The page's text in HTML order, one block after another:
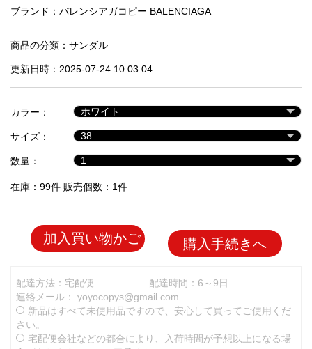
気
商
セ
ル
品
ブランド： バレンシアガコピー BALENCIAGA
商品の分類： サンダル
更新日時：2025-07-24 10:03:04
カラー：
サイズ：
数量：
在庫：99件 販売個数：1件
加入買い物かご 購入手続きへ
配達方法：宅配便
配達時間：6～9日
連絡メール： yoyocopys@gmail.com
新品はすべて未使用品ですので、安心して買ってご使用くだ
さい。
宅配便会社などの都合により、入荷時間が予想以上になる場